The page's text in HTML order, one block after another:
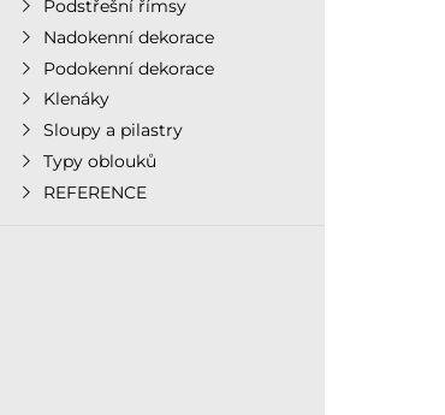
Podstřešní římsy
Nadokenní dekorace
Podokenní dekorace
Klenáky
Sloupy a pilastry
Typy oblouků
REFERENCE